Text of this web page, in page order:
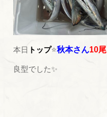
本日 トップ⭐秋本さん10尾
良型でした✨